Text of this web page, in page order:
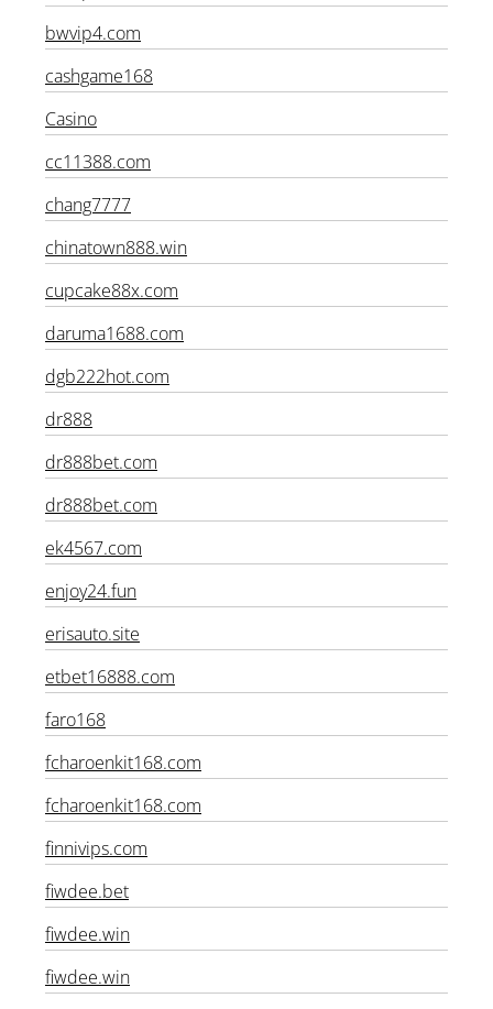
bwvip4.com
bwvip4.com
cashgame168
Casino
cc11388.com
chang7777
chinatown888.win
cupcake88x.com
daruma1688.com
dgb222hot.com
dr888
dr888bet.com
dr888bet.com
ek4567.com
enjoy24.fun
erisauto.site
etbet16888.com
faro168
fcharoenkit168.com
fcharoenkit168.com
finnivips.com
fiwdee.bet
fiwdee.win
fiwdee.win